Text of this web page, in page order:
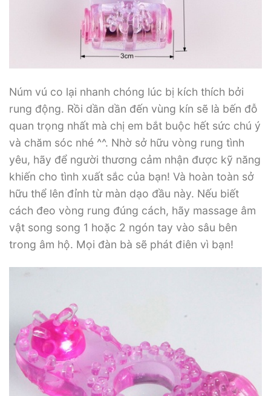
Núm vú co lại nhanh chóng lúc bị kích thích bởi
rung động. Rồi dần dần đến vùng kín sẽ là bến đỗ
quan trọng nhất mà chị em bắt buộc hết sức chú ý
và chăm sóc nhé ^^. Nhờ sở hữu vòng rung tình
yêu, hãy để người thương cảm nhận được kỹ năng
khiến cho tình xuất sắc của bạn! Và hoàn toàn sở
hữu thể lên đỉnh từ màn dạo đầu này. Nếu biết
cách đeo vòng rung đúng cách, hãy massage âm
vật song song 1 hoặc 2 ngón tay vào sâu bên
trong âm hộ. Mọi đàn bà sẽ phát điên vì bạn!